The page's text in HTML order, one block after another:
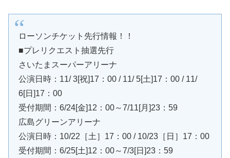
ローソンチケット先行情報！！
■プレリクエスト抽選先行
さいたまスーパーアリーナ
公演日時：11/ 3[祝]17：00 / 11/ 5[土]17：00 / 11/
6[日]17：00
受付期間：6/24[金]12：00～7/11[月]23：59
広島グリーンアリーナ
公演日時：10/22［土］17：00 / 10/23［日］17：00
受付期間：6/25[土]12：00～7/3[日]23：59